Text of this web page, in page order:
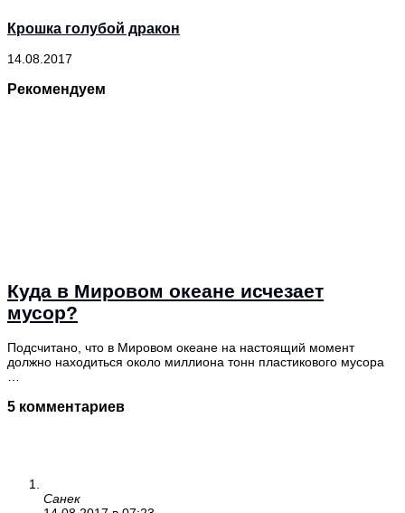
Крошка голубой дракон
14.08.2017
Рекомендуем
Куда в Мировом океане исчезает
мусор?
Подсчитано, что в Мировом океане на настоящий момент
должно находиться около миллиона тонн пластикового мусора
5 комментариев
Санек